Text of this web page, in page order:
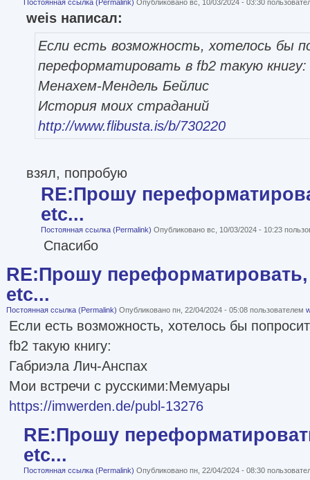
Постоянная ссылка (Permalink) Опубликовано вс, 10/03/2024 - 03:30
weis написал:
Если есть возможность, хотелось бы
переформатировать в fb2 такую книгу:
Менахем-Мендель Бейлис
История моих страданий
http://www.flibusta.is/b/730220
взял, попробую
RE:Прошу
etc...
Постоянная ссылка (Permalink) Опубликовано вс, 10/03/2024 - 10:23
Спасибо
RE:Прошу переформатировать,
etc...
Постоянная ссылка (Permalink) Опубликовано пн, 22/04/2024 - 05:08 пользователем
Если есть возможность, хотелось бы
fb2 такую книгу:
Габриэла Лич-Анспах
Мои встречи с русскими:Мемуары
https://imwerden.de/publ-13276
RE:Прошу
etc...
Постоянная ссылка (Permalink) Опубликовано пн, 22/04/2024 - 08:30